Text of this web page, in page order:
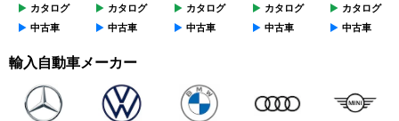
カタログ
中古車
カタログ
中古車
カタログ
中古車
カタログ
中古車
カタログ
中古車
輸入自動車メーカー